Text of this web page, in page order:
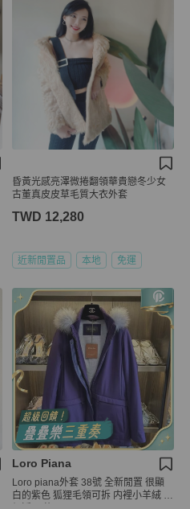
昏黃光感亮澤微捲翻領華貴戀冬少女
古董真皮皮草毛質大衣外套
TWD 12,280
近新閒置品 本地 免運
Loro Piana
Loro piana外套 38號 全新閒置 很顯
白的紫色 狐狸毛領可拆 内裡小羊絨 原